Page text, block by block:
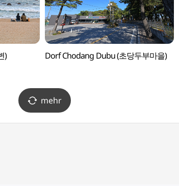
) Dorf Chodang Dubu (초당두부마을)
mehr